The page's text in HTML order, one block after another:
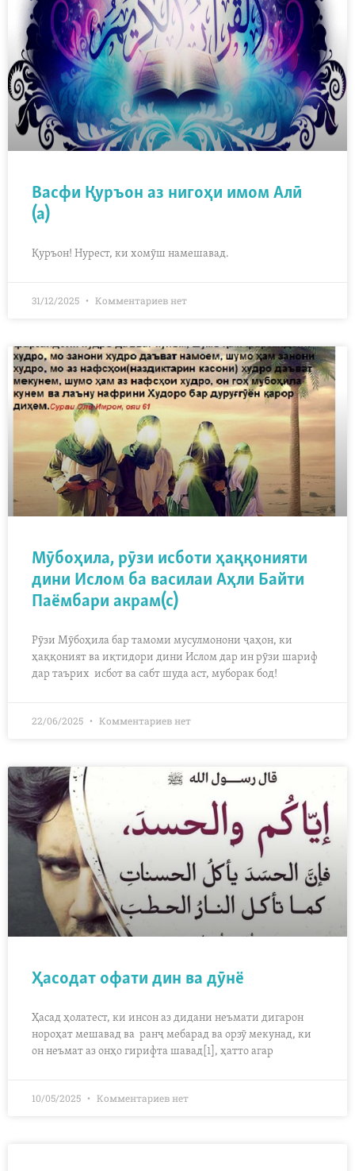
Васфи Қуръон аз нигоҳи имом Алӣ
(а)
Қуръон! Нурест, ки хомӯш намешавад.
31/12/2025 Комментариев нет
Мӯбоҳила, рӯзи исботи ҳаққонияти
дини Ислом ба василаи Аҳли Байти
Паёмбари акрам(с)
Рӯзи Мӯбоҳила бар тамоми мусулмонони ҷаҳон, ки
ҳаққоният ва иқтидори дини Ислом дар ин рӯзи шариф
дар таърих исбот ва сабт шуда аст, муборак бод!
22/06/2025 Комментариев нет
Ҳасодат офати дин ва дӯнё
Ҳасад ҳолатест, ки инсон аз дидани неъмати дигарон
нороҳат мешавад ва ранҷ мебарад ва орзӯ мекунад, ки
он неъмат аз онҳо гирифта шавад[1], ҳатто агар
10/05/2025 Комментариев нет